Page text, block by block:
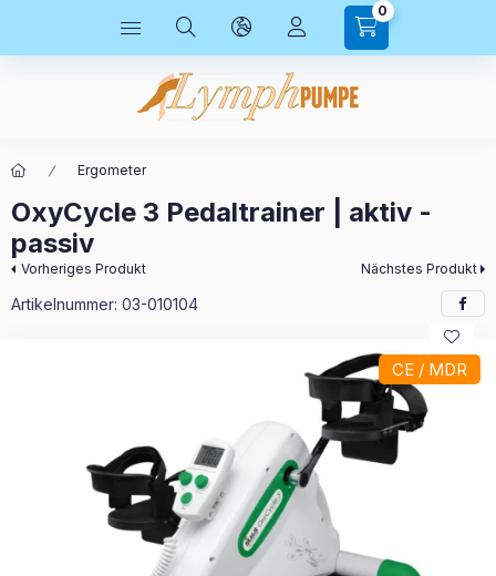
0
Ergometer
OxyCycle 3 Pedaltrainer | aktiv -
passiv
Vorheriges Produkt Nächstes Produkt
Artikelnummer: 03-010104
CE / MDR